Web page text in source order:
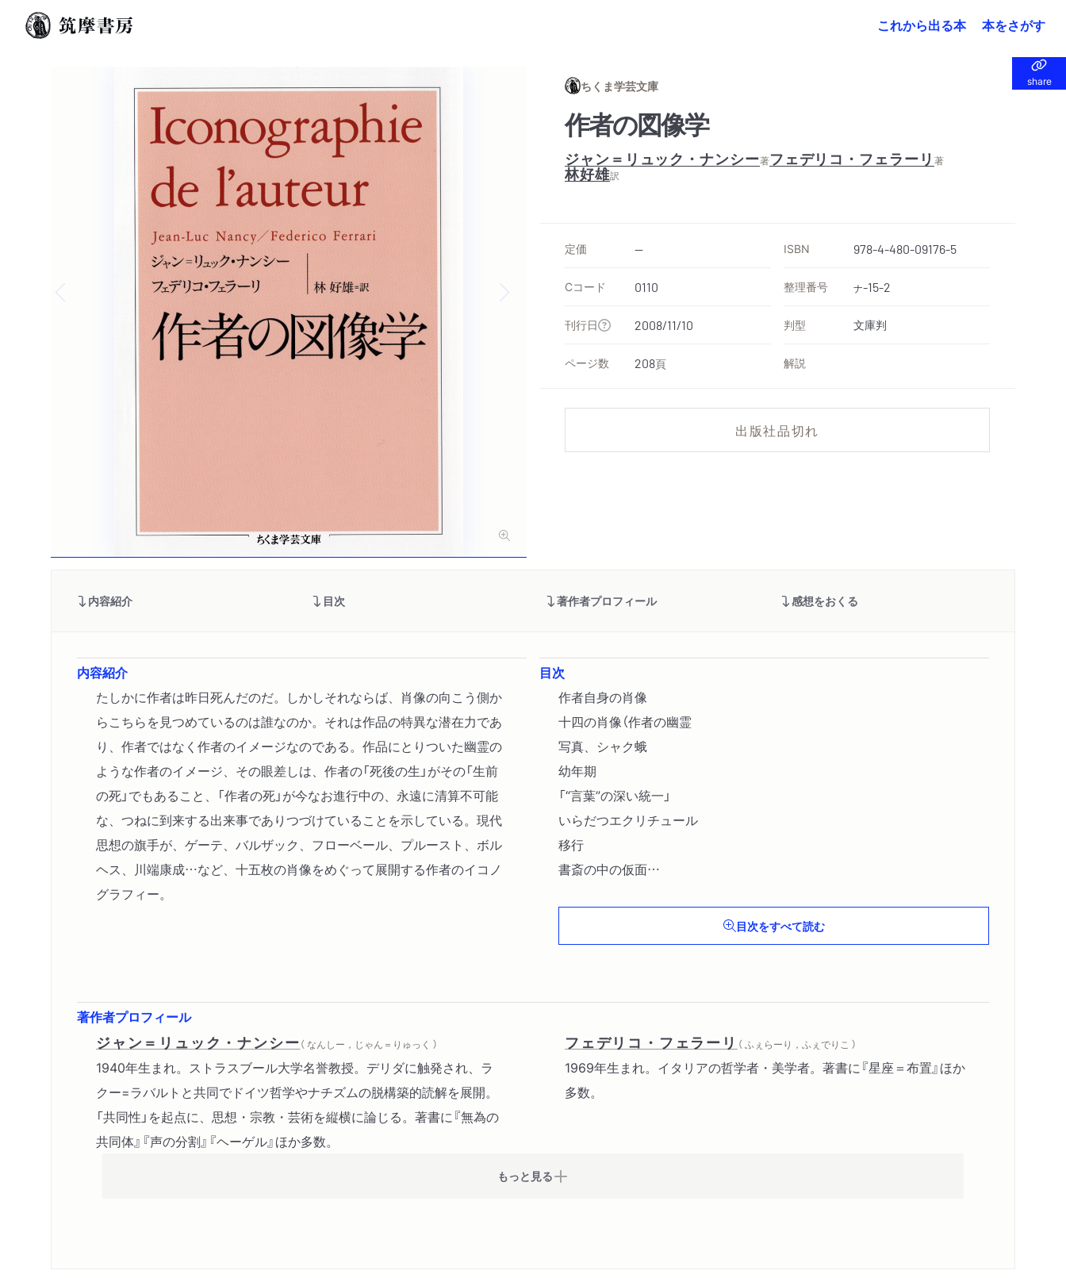
これから出る本 本をさがす
share
share
ちくま学芸文庫
作者の図像学
ジャン＝リュック・ナンシー著フェデリコ・フェラーリ 著
林好雄訳
定価 -- ISBN 978-4-480-09176-5
Cコード 0110 整理番号 ナ-15-2
刊行日 2008/11/10 判型 文庫判
ページ数 208頁 解説
出版社品切れ
内容紹介 目次 著作者プロフィール 感想をおくる
内容紹介
たしかに作者は昨日死んだのだ。しかしそれならば、肖像の向こう側か
らこちらを見つめているのは誰なのか。それは作品の特異な潜在力であ
り、作者ではなく作者のイメージなのである。作品にとりついた幽霊の
ような作者のイメージ、その眼差しは、作者の「死後の生」がその「生前
の死」でもあること、「作者の死」が今なお進行中の、永遠に清算不可能
な、つねに到来する出来事でありつづけていることを示している。現代
思想の旗手が、ゲーテ、バルザック、フローベール、プルースト、ボル
ヘス、川端康成…など、十五枚の肖像をめぐって展開する作者のイコノ
グラフィー。
目次
作者自身の肖像
十四の肖像（作者の幽霊
写真、シャク蛾
幼年期
「“言葉”の深い統一」
いらだつエクリチュール
移行
書斎の中の仮面
ジャンルのパロディ ほか）
目次をすべて読む
著作者プロフィール
ジャン＝リュック・ナンシー（ なんしー，じゃん＝りゅっく ）
1940年生まれ。ストラスブール大学名誉教授。デリダに触発され、ラ
クー=ラバルトと共同でドイツ哲学やナチズムの脱構築的読解を展開。
「共同性」を起点に、思想・宗教・芸術を縦横に論じる。著書に『無為の
共同体』『声の分割』『ヘーゲル』ほか多数。
フェデリコ・フェラーリ （ ふぇらーり，ふぇでりこ ）
1969年生まれ。イタリアの哲学者・美学者。著書に『星座＝布置』ほか
多数。
もっと見る